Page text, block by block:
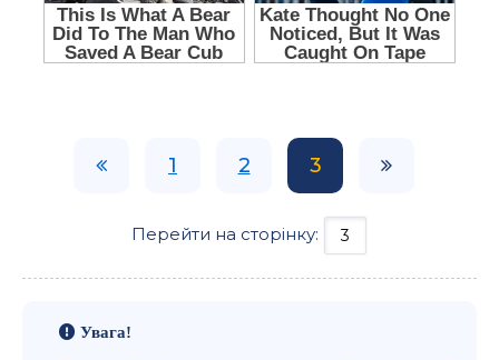
1 2 3
Перейти на сторінку:
Увага!